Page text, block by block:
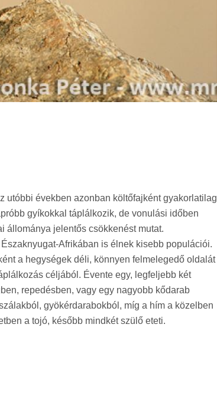
utóbbi években azonban költőfajként gyakorlatilag
gyíkokkal táplálkozik, de vonulási időben
állománya jelentős csökkenést mutat.
Afrikában is élnek kisebb populációi.
a hegységek déli, könnyen felmelegedő oldalát
céljából. Évente egy, legfeljebb két
repedésben, vagy egy nagyobb kődarab
gyökérdarabokból, míg a hím a közelben
a tojó, később mindkét szülő eteti.